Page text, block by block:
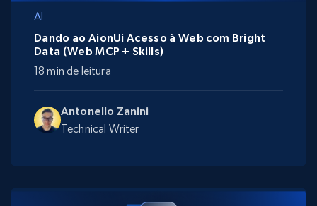
AI
Antonello Zanini
Technical Writer
Dando ao AionUi Acesso à Web com Bright
Data (Web MCP + Skills)
18 min de leitura